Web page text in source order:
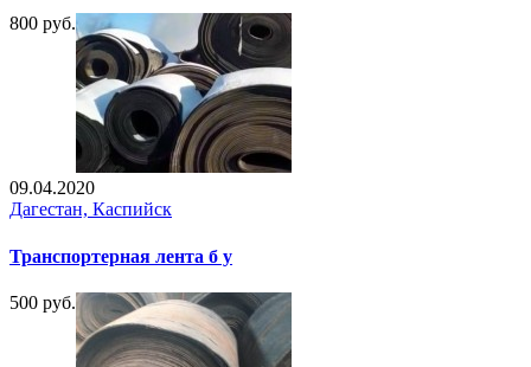
800 руб.
09.04.2020
Дагестан, Каспийск
Транспортерная лента б у
500 руб.